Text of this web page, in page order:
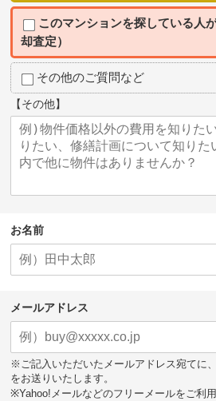
このマンションを探している人
却査定）
その他のご質問など
【その他】
お名前
メールアドレス
※ご記入いただいたメールアドレス宛てに
をお送りいたします。
※Yahoo!メールなどのフリーメールをご利